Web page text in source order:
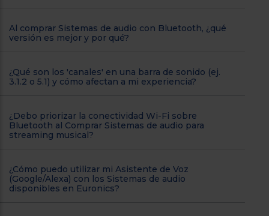
Al comprar Sistemas de audio con Bluetooth, ¿qué
versión es mejor y por qué?
¿Qué son los 'canales' en una barra de sonido (ej.
3.1.2 o 5.1) y cómo afectan a mi experiencia?
¿Debo priorizar la conectividad Wi-Fi sobre
Bluetooth al Comprar Sistemas de audio para
streaming musical?
¿Cómo puedo utilizar mi Asistente de Voz
(Google/Alexa) con los Sistemas de audio
disponibles en Euronics?